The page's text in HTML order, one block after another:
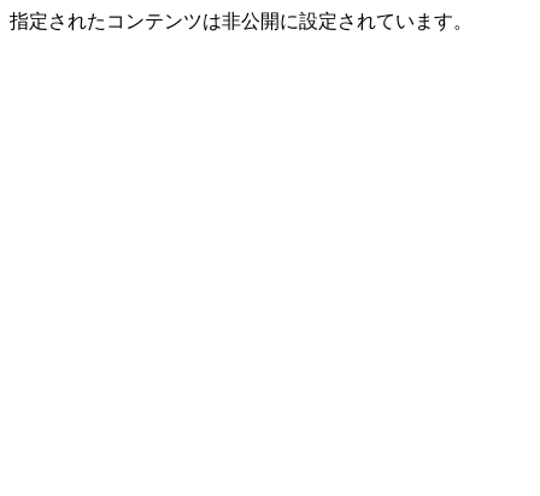
指定されたコンテンツは非公開に設定されています。